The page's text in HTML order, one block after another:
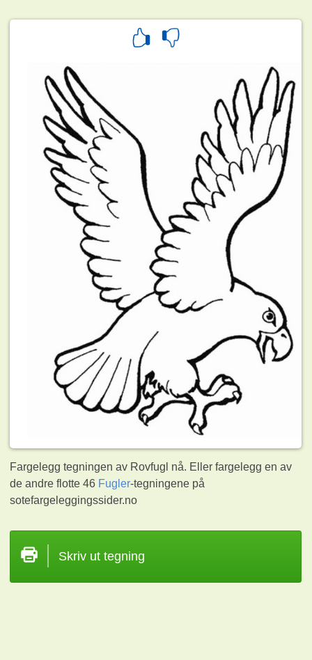
Fargelegg tegningen av Rovfugl nå. Eller fargelegg en av
de andre flotte 46 Fugler-tegningene på
sotefargeleggingssider.no
Skriv ut tegning